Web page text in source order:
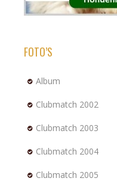
FOTO’S
Album
Clubmatch 2002
Clubmatch 2003
Clubmatch 2004
Clubmatch 2005